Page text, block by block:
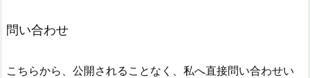
問い合わせ
こちらから、公開されることなく、私へ直接問い合わせい